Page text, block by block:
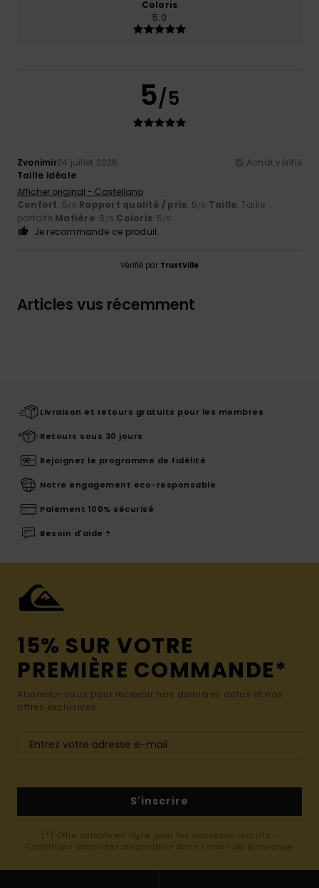
Coloris
5.0
5/5
Zvonimir24 juillet 2026
Achat vérifié
Taille idéale
Afficher original - Castellano
Confort: 5/5 Rapport qualité / prix: 5/5 Taille: Taille
parfaite Matière: 5 /5 Coloris: 5 /5
Je recommande ce produit
Vérifié par TrustVille
Articles vus récemment
Livraison et retours gratuits pour les membres
Retours sous 30 jours
Rejoignez le programme de fidélité
Notre engagement eco-responsable
Paiement 100% sécurisé
Besoin d'aide ?
15% SUR VOTRE
PREMIÈRE COMMANDE*
Abonnez-vous pour recevoir nos dernières actus et nos
offres exclusives.
S'inscrire
(*) Offre valable en ligne pour les nouveaux inscrits -
Conditions détaillées disponibles dans l'email de bienvenue